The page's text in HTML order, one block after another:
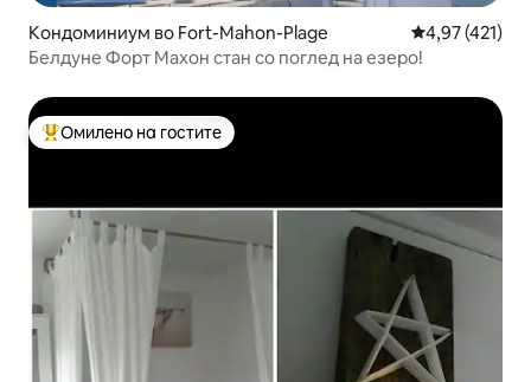
Кондоминиум во Fort-Mahon-Plage Просечна
4,97 (421)
Белдуне Форт Махон стан со поглед на езеро!
Меѓу најуспешните „Омилени на гостите“
Омилено на гостите